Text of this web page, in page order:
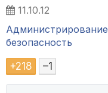
11.10.12
Администрирование
безопасность
+218 –1